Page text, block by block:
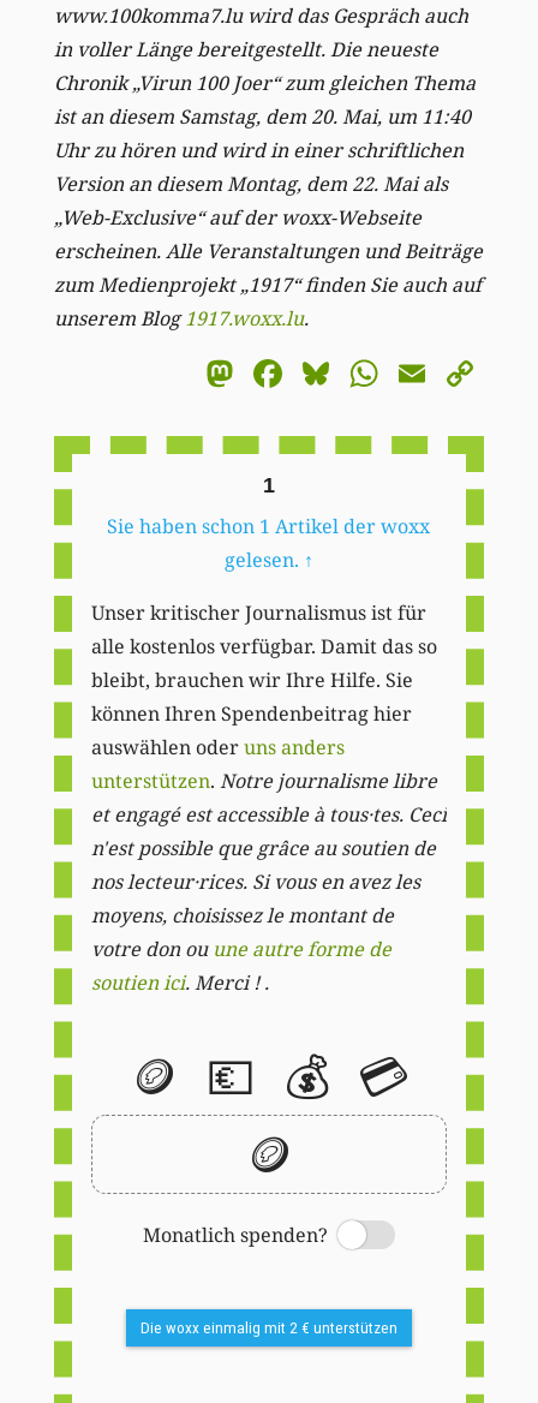
www.100komma7.lu wird das Gespräch auch
in voller Länge bereitgestellt. Die neueste
Chronik „Virun 100 Joer“ zum gleichen Thema
ist an diesem Samstag, dem 20. Mai, um 11:40
Uhr zu hören und wird in einer schriftlichen
Version an diesem Montag, dem 22. Mai als
„Web-Exclusive“ auf der woxx-Webseite
erscheinen. Alle Veranstaltungen und Beiträge
zum Medienprojekt „1917“ finden Sie auch auf
unserem Blog1917.woxx.lu.
Mastodon
Facebook
BlueskyEmail
1
Sie haben schon 1 Artikel der woxx
gelesen. ↑
Unser kritischer Journalismus ist für
alle kostenlos verfügbar. Damit das so
bleibt, brauchen wir Ihre Hilfe. Sie
können Ihren Spendenbeitrag hier
auswählen oderuns anders
unterstützen. Notre journalisme libre
et engagé est accessible à tous·tes. Ceci
n'est possible que grâce au soutien de
nos lecteur·rices. Si vous en avez les
moyens, choisissez le montant de
votre don ou une autre forme de
soutien ici. Merci ! .
🪙 💶 💰 💳
🪙
Monatlich spenden?
Switch
Die woxx einmalig mit 2 € unterstützen